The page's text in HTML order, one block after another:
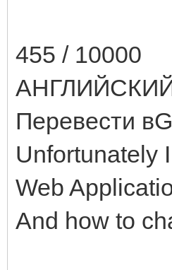
455 / 10000
Перевести
Unfortunately
Web
And how to